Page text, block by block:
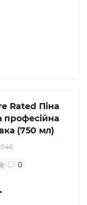
Rated Піна
професійна
(750 мл)
0